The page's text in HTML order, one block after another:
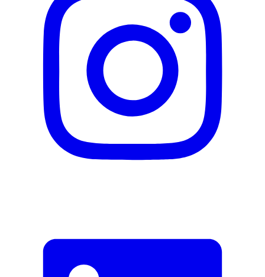
Garantieinformationen
Fehler melden
Beschreibung
E-Mail-Adresse (optional)
Falsche Daten melden